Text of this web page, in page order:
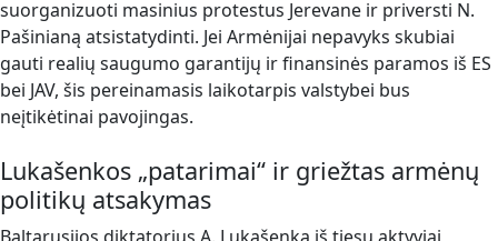
suorganizuoti masinius protestus Jerevane ir priversti N.
Pašinianą atsistatydinti. Jei Armėnijai nepavyks skubiai
gauti realių saugumo garantijų ir finansinės paramos iš ES
bei JAV, šis pereinamasis laikotarpis valstybei bus
neįtikėtinai pavojingas.
Lukašenkos „patarimai“ ir griežtas armėnų
politikų atsakymas